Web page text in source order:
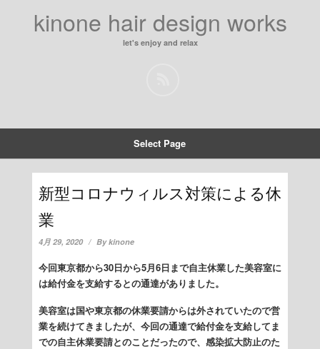
kinone hair design works
let's enjoy and relax
Select Page
新型コロナウィルス対策による休
業
4月 29, 2020 Bykinone
今回東京都から30日から5月6日まで自主休業した美容室に
は給付金を支給するとの通達がありました。
美容室は国や東京都の休業要請からは外されていたので営
業を続けてきましたが、今回の通達で給付金を支給してま
での自主休業要請とのことだったので、感染拡大防止のた